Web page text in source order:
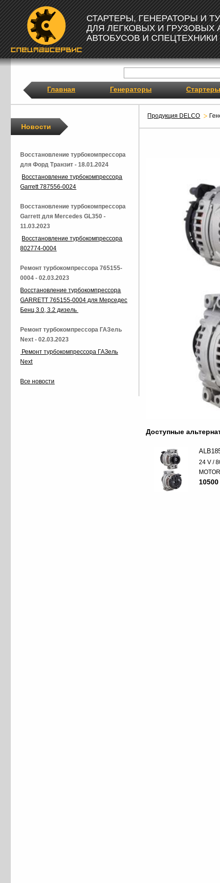
СТАРТЕРЫ, ГЕНЕРАТОРЫ И
ДЛЯ ЛЕГКОВЫХ И ГРУЗОВЫХ
АВТОБУСОВ И СПЕЦТЕХНИКИ
Главная Генераторы Стартеры
Продукция DELCO
Доступные
24 V /
Новости
Восстановление турбокомпрессора
для Форд Транзит - 18.01.2024
Восстановление турбокомпрессора
Garrett 787556-0024
Восстановление турбокомпрессора
Garrett для Mercedes GL350 -
11.03.2023
Восстановление турбокомпрессора
802774-0004
Ремонт турбокомпрессора 765155-
0004 - 02.03.2023
Восстановление турбокомпрессора
GARRETT 765155-0004 для Мерседес
Бенц 3.0, 3.2 дизель
Ремонт турбокомпрессора ГАЗель
Next - 02.03.2023
Ремонт турбокомпрессора ГАЗель
Next
Все новости